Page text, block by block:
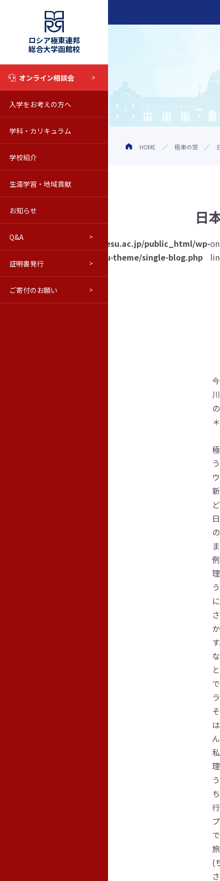
ロシア極東連邦
総合大学函館校
オンライン相談会
入学をお考えの方へ 入試情報
学科・カリキュラム
学校紹介
ウラジオストク本学・極東連邦
生涯学習・地域貢献
修学旅行等向けプログラム(PDF)
お知らせ
学報バックナンバー
Q&A
証明書発行
ご寄付のお願い
HOME 極東の窓
日
read
/home/hakoreco03/fesu.ac.jp/public_html/wp-
content/themes/fesu-theme/single-blog.php
on
(